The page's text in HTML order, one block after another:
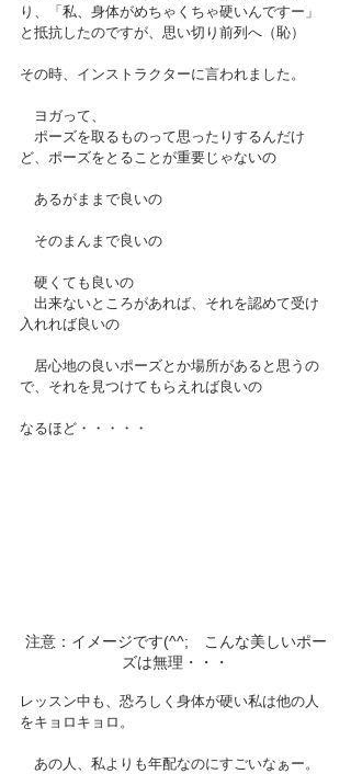
り、「私、身体がめちゃくちゃ硬いんですー」
と抵抗したのですが、思い切り前列へ（恥）
その時、インストラクターに言われました。
ヨガって、
ポーズを取るものって思ったりするんだけ
ど、ポーズをとることが重要じゃないの
あるがままで良いの
そのまんまで良いの
硬くても良いの
出来ないところがあれば、それを認めて受け
入れれば良いの
居心地の良いポーズとか場所があると思うの
で、それを見つけてもらえれば良いの
なるほど・・・・・
注意：イメージです(^^;　こんな美しいポー
ズは無理・・・
レッスン中も、恐ろしく身体が硬い私は他の人
をキョロキョロ。
あの人、私よりも年配なのにすごいなぁー。